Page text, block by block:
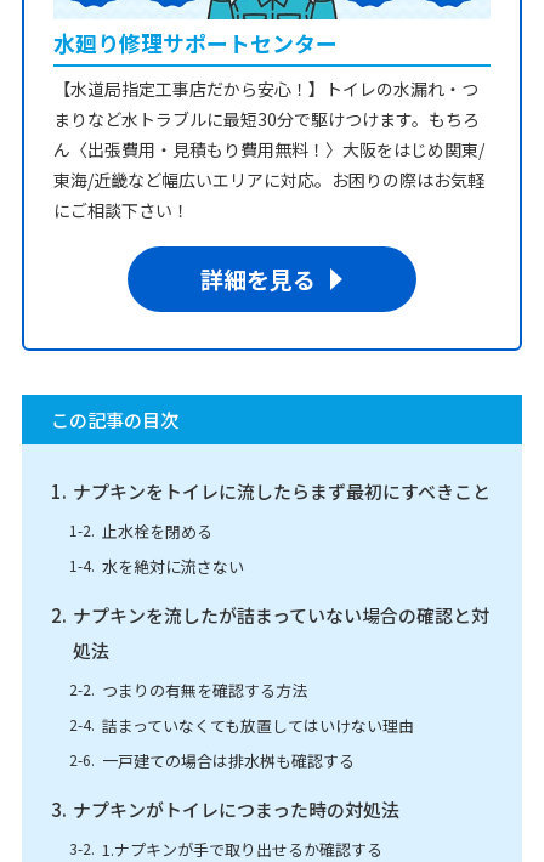
水廻り修理サポートセンター
【水道局指定工事店だから安心！】トイレの水漏れ・つ
まりなど水トラブルに最短30分で駆けつけます。もちろ
ん〈出張費用・見積もり費用無料！〉大阪をはじめ関東/
東海/近畿など幅広いエリアに対応。お困りの際はお気軽
にご相談下さい！
詳細を見る
この記事の目次
ナプキンをトイレに流したらまず最初にすべきこと
止水栓を閉める
水を絶対に流さない
ナプキンを流したが詰まっていない場合の確認と対
処法
つまりの有無を確認する方法
詰まっていなくても放置してはいけない理由
一戸建ての場合は排水桝も確認する
ナプキンがトイレにつまった時の対処法
1.ナプキンが手で取り出せるか確認する